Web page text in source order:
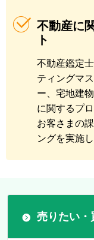
不動産に
ト
不動産鑑定
ティングマ
ー、宅地建
に関するプ
お客さまの
ングを実施
売りたい・